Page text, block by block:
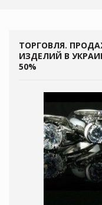
ТОРГОВЛЯ.
ИЗДЕЛИЙ В
50%